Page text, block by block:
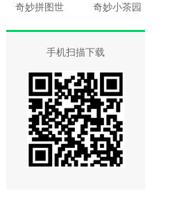
奇妙拼图世
奇妙小茶园
手机扫描下载